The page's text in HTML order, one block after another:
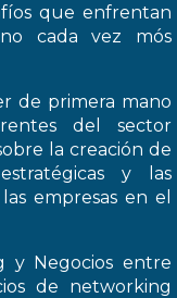
que enfrentan
cada vez mós
de primera mano
del sector
la creación de
y las
empresas en el
y Negocios entre
de networking